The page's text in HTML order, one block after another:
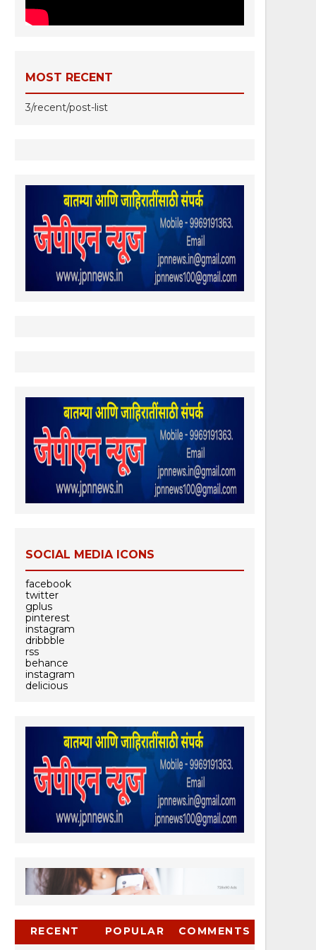
MOST RECENT
3/recent/post-list
SOCIAL MEDIA ICONS
facebook
twitter
gplus
pinterest
instagram
dribbble
rss
behance
instagram
delicious
RECENT POPULAR COMMENTS